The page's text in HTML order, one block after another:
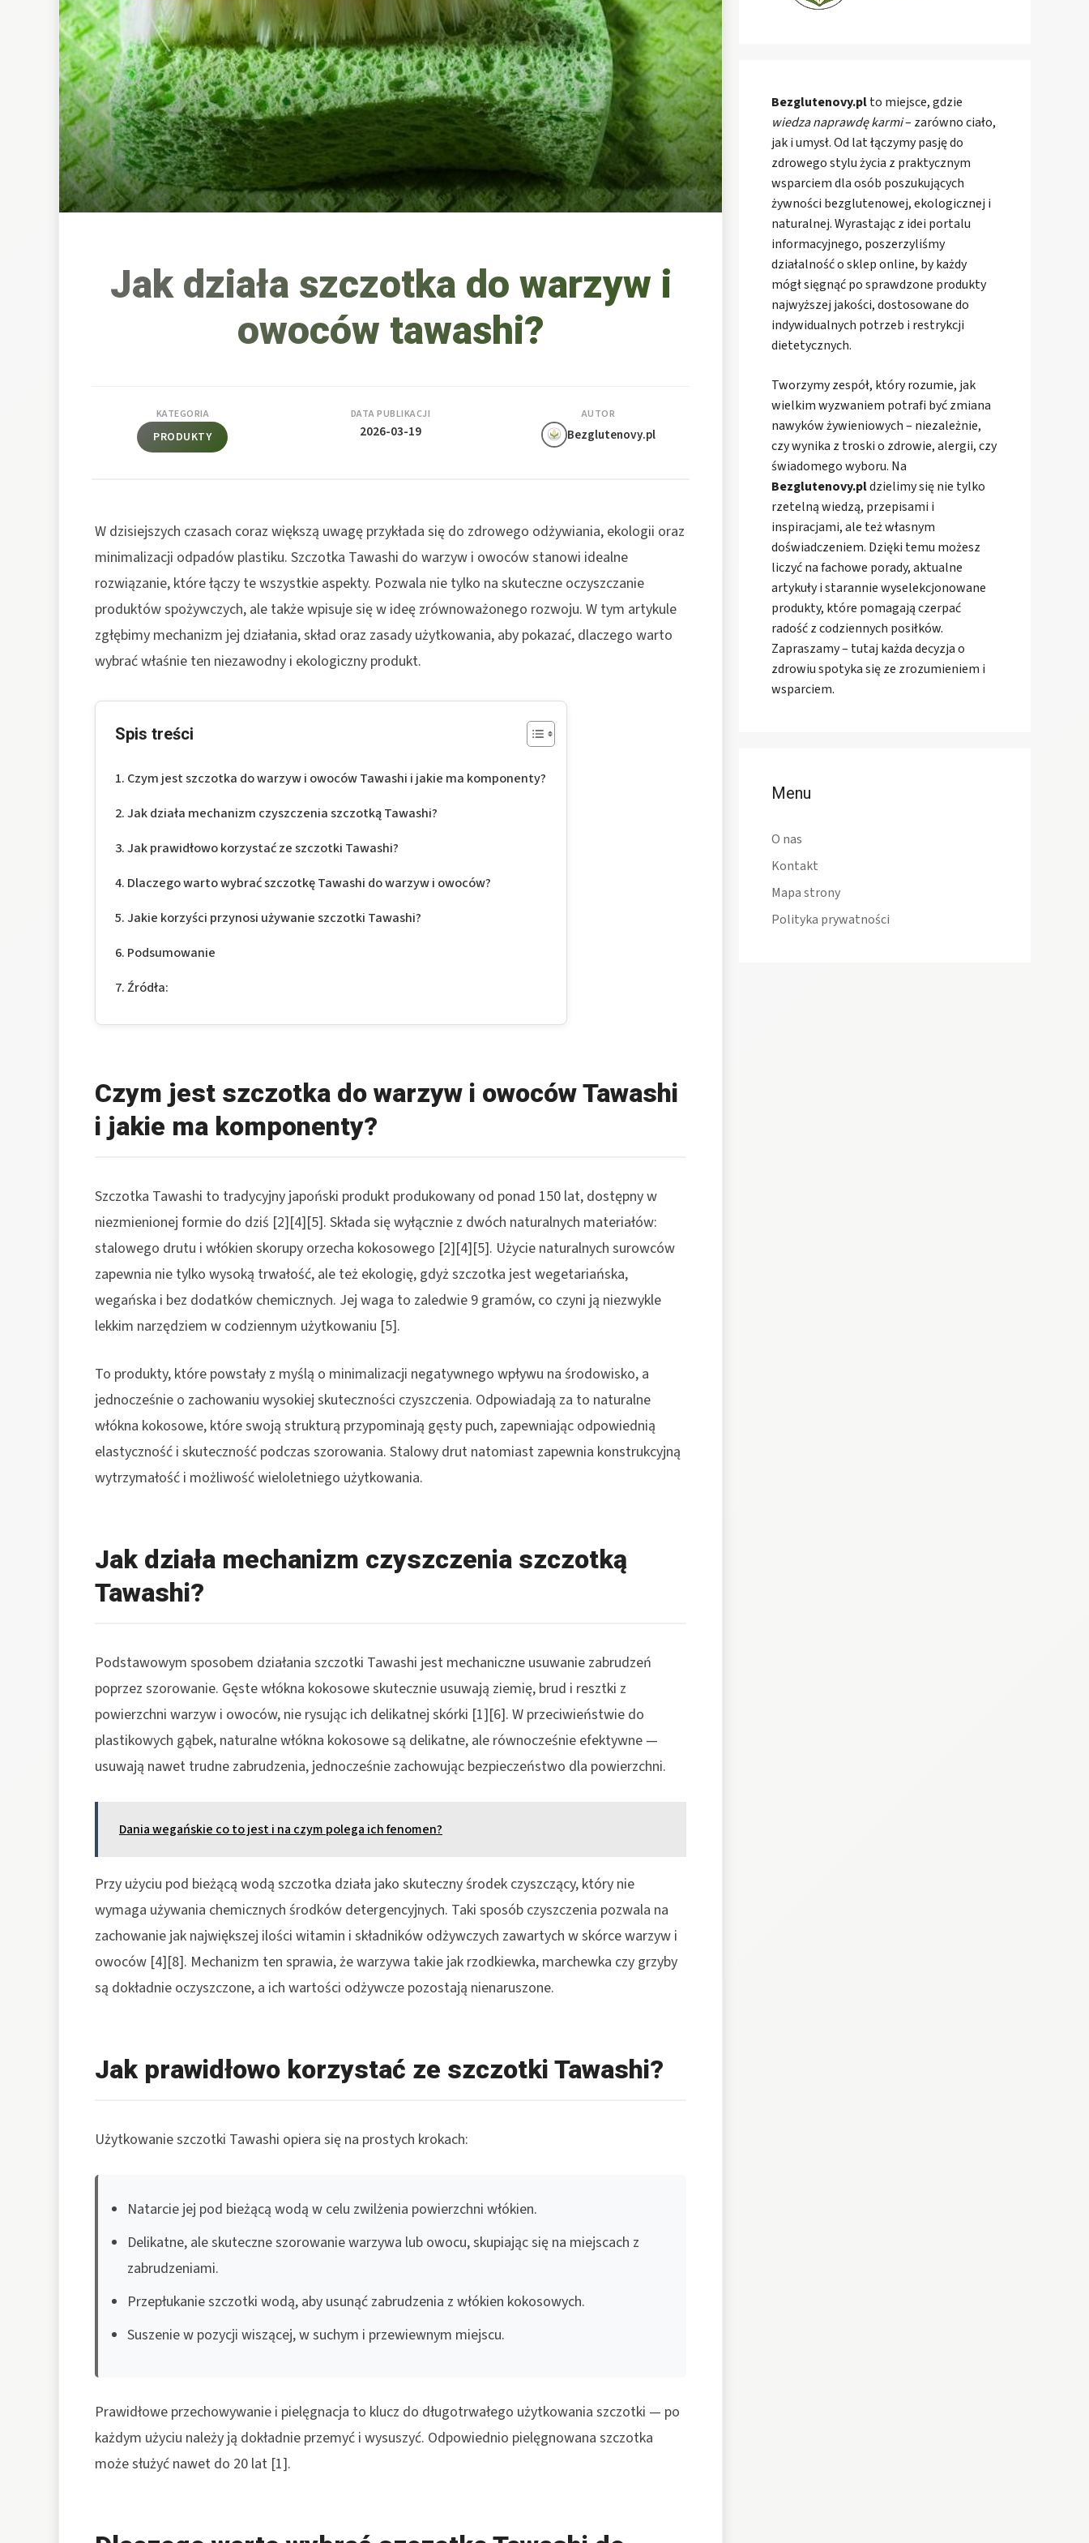
Jak działa szczotka do warzyw i
owoców tawashi?
KATEGORIA
PRODUKTY
DATA PUBLIKACJI
2026-03-19
AUTOR
Bezglutenovy.pl
W dzisiejszych czasach coraz większą uwagę przykłada się do zdrowego odżywiania, ekologii oraz
minimalizacji odpadów plastiku. Szczotka Tawashi do warzyw i owoców stanowi idealne
rozwiązanie, które łączy te wszystkie aspekty. Pozwala nie tylko na skuteczne oczyszczanie
produktów spożywczych, ale także wpisuje się w ideę zrównoważonego rozwoju. W tym artykule
zgłębimy mechanizm jej działania, skład oraz zasady użytkowania, aby pokazać, dlaczego warto
wybrać właśnie ten niezawodny i ekologiczny produkt.
Spis treści
Czym jest szczotka do warzyw i owoców Tawashi i jakie ma komponenty?
Jak działa mechanizm czyszczenia szczotką Tawashi?
Jak prawidłowo korzystać ze szczotki Tawashi?
Dlaczego warto wybrać szczotkę Tawashi do warzyw i owoców?
Jakie korzyści przynosi używanie szczotki Tawashi?
Podsumowanie
Źródła:
Czym jest szczotka do warzyw i owoców Tawashi
i jakie ma komponenty?
Szczotka Tawashi to tradycyjny japoński produkt produkowany od ponad 150 lat, dostępny w
niezmienionej formie do dziś [2][4][5]. Składa się wyłącznie z dwóch naturalnych materiałów:
stalowego drutu i włókien skorupy orzecha kokosowego [2][4][5]. Użycie naturalnych surowców
zapewnia nie tylko wysoką trwałość, ale też ekologię, gdyż szczotka jest wegetariańska,
wegańska i bez dodatków chemicznych. Jej waga to zaledwie 9 gramów, co czyni ją niezwykle
lekkim narzędziem w codziennym użytkowaniu [5].
To produkty, które powstały z myślą o minimalizacji negatywnego wpływu na środowisko, a
jednocześnie o zachowaniu wysokiej skuteczności czyszczenia. Odpowiadają za to naturalne
włókna kokosowe, które swoją strukturą przypominają gęsty puch, zapewniając odpowiednią
elastyczność i skuteczność podczas szorowania. Stalowy drut natomiast zapewnia konstrukcyjną
wytrzymałość i możliwość wieloletniego użytkowania.
Jak działa mechanizm czyszczenia szczotką
Tawashi?
Podstawowym sposobem działania szczotki Tawashi jest mechaniczne usuwanie zabrudzeń
poprzez szorowanie. Gęste włókna kokosowe skutecznie usuwają ziemię, brud i resztki z
powierzchni warzyw i owoców, nie rysując ich delikatnej skórki [1][6]. W przeciwieństwie do
plastikowych gąbek, naturalne włókna kokosowe są delikatne, ale równocześnie efektywne —
usuwają nawet trudne zabrudzenia, jednocześnie zachowując bezpieczeństwo dla powierzchni.
Dania wegańskie co to jest i na czym polega ich fenomen?
Przy użyciu pod bieżącą wodą szczotka działa jako skuteczny środek czyszczący, który nie
wymaga używania chemicznych środków detergencyjnych. Taki sposób czyszczenia pozwala na
zachowanie jak największej ilości witamin i składników odżywczych zawartych w skórce warzyw i
owoców [4][8]. Mechanizm ten sprawia, że warzywa takie jak rzodkiewka, marchewka czy grzyby
są dokładnie oczyszczone, a ich wartości odżywcze pozostają nienaruszone.
Jak prawidłowo korzystać ze szczotki Tawashi?
Użytkowanie szczotki Tawashi opiera się na prostych krokach:
Natarcie jej pod bieżącą wodą w celu zwilżenia powierzchni włókien.
Delikatne, ale skuteczne szorowanie warzywa lub owocu, skupiając się na miejscach z
zabrudzeniami.
Przepłukanie szczotki wodą, aby usunąć zabrudzenia z włókien kokosowych.
Suszenie w pozycji wiszącej, w suchym i przewiewnym miejscu.
Prawidłowe przechowywanie i pielęgnacja to klucz do długotrwałego użytkowania szczotki — po
każdym użyciu należy ją dokładnie przemyć i wysuszyć. Odpowiednio pielęgnowana szczotka
może służyć nawet do 20 lat [1].
Bezglutenovy.plto miejsce, gdzie
wiedza naprawdę karmi– zarówno ciało,
jak i umysł. Od lat łączymy pasję do
zdrowego stylu życia z praktycznym
wsparciem dla osób poszukujących
żywności bezglutenowej, ekologicznej i
naturalnej. Wyrastając z idei portalu
informacyjnego, poszerzyliśmy
działalność o sklep online, by każdy
mógł sięgnąć po sprawdzone produkty
najwyższej jakości, dostosowane do
indywidualnych potrzeb i restrykcji
dietetycznych.
Tworzymy zespół, który rozumie, jak
wielkim wyzwaniem potrafi być zmiana
nawyków żywieniowych – niezależnie,
czy wynika z troski o zdrowie, alergii, czy
świadomego wyboru. Na
Bezglutenovy.pldzielimy się nie tylko
rzetelną wiedzą, przepisami i
inspiracjami, ale też własnym
doświadczeniem. Dzięki temu możesz
liczyć na fachowe porady, aktualne
artykuły i starannie wyselekcjonowane
produkty, które pomagają czerpać
radość z codziennych posiłków.
Zapraszamy – tutaj każda decyzja o
zdrowiu spotyka się ze zrozumieniem i
wsparciem.
Menu
O nas
Kontakt
Mapa strony
Polityka prywatności